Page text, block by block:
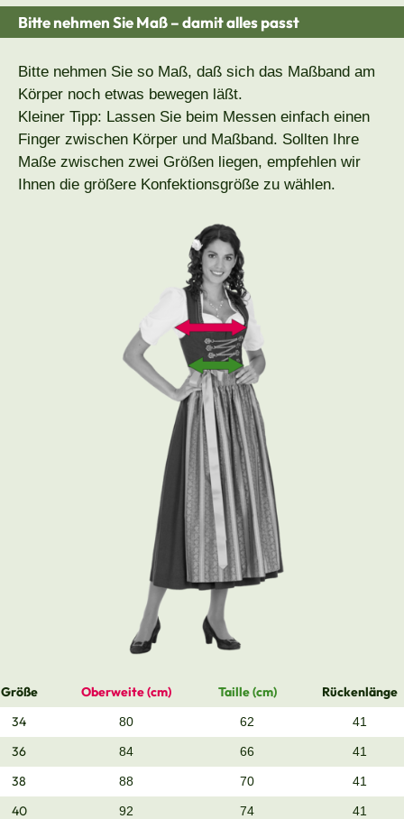
Bitte nehmen Sie Maß – damit alles passt
Bitte nehmen Sie so Maß, daß sich das Maßband am
Körper noch etwas bewegen läßt.
Kleiner Tipp: Lassen Sie beim Messen einfach einen
Finger zwischen Körper und Maßband. Sollten Ihre
Maße zwischen zwei Größen liegen, empfehlen wir
Ihnen die größere Konfektionsgröße zu wählen.
Größe Oberweite (cm) Taille (cm)
Rückenlänge
34
80 62 41
36 84 66 41
38 88 70 41
40 92 74 41